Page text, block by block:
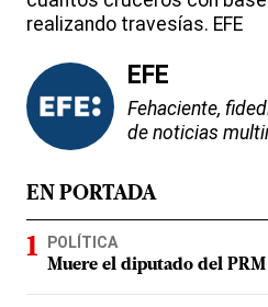
realizando travesías. EFE
EFE
Fehaciente,
de noticias
EN PORTADA
POLÍTICA
Muere el diputado del